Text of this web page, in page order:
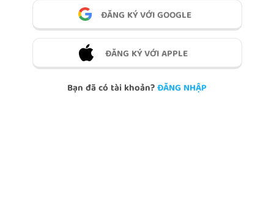
ĐĂNG KÝ VỚI GOOGLE
ĐĂNG KÝ VỚI APPLE
Bạn đã có tài khoản?ĐĂNG NHẬP